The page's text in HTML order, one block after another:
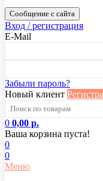
Сообщение с сайта
Вход / регистрация
E-Mail
Забыли пароль?
Новый клиент
0 0,00 р.
Ваша корзина пуста!
0
0
Меню